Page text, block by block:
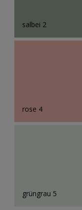
salbei 2
rose 4
grüngrau 5